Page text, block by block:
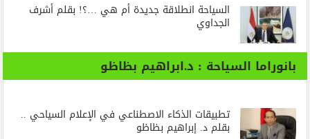
السياحة انطلاقة جديدة أم هي …؟! بقلم أشرف
الجداوي
بانوراما السياحة : د.ابراهيم بظاظو
تطبيقات الذكاء الاصطناعي في الإعلام السياحي ..
بقلم د. إبراهيم بظاظو